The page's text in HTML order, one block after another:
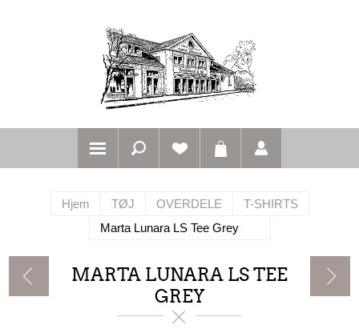
Hjem TØJ OVERDELE
T-SHIRTS
Marta Lunara LS Tee Grey
MARTA LUNARA LS TEE
GREY